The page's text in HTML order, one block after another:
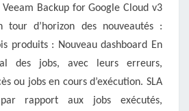
Backup for Google Cloud v3
tour d’horizon des nouveautés :
produits : Nouveau dashboard En
des jobs, avec leurs erreurs,
ou jobs en cours d’exécution. SLA
rapport aux jobs exécutés,